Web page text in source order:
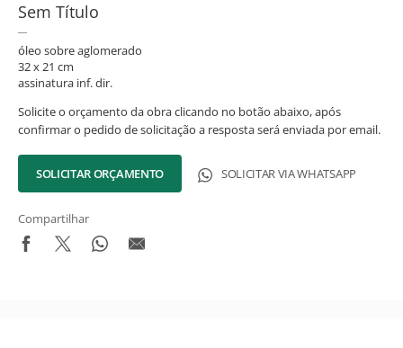
Sem Título
óleo sobre aglomerado
32 x 21 cm
assinatura inf. dir.
Solicite o orçamento da obra clicando no botão abaixo, após
confirmar o pedido de solicitação a resposta será enviada por email.
SOLICITAR ORÇAMENTO SOLICITAR VIA WHATSAPP
Compartilhar